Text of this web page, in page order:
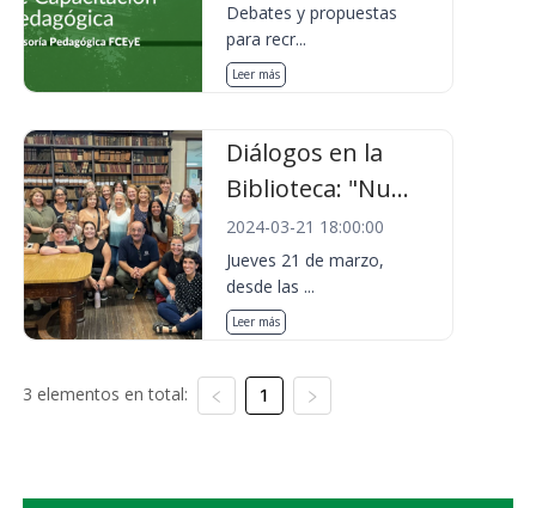
Debates y propuestas
para recr...
Leer más
Diálogos en la
Biblioteca: "Nu...
2024-03-21 18:00:00
Jueves 21 de marzo,
desde las ...
Leer más
3 elementos en total: 1